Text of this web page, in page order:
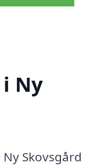
Ny
Skovsgård